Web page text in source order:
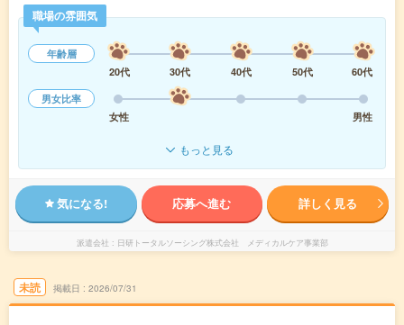
職場の雰囲気
年齢層
20代
30代 40代 50代
60代
男女比率
女性
男性
もっと見る
気になる! 応募へ進む 詳しく見る
派遣会社 日研トータルソーシング株式会社 メディカルケア事業部
未読 掲載日 2026/07/31